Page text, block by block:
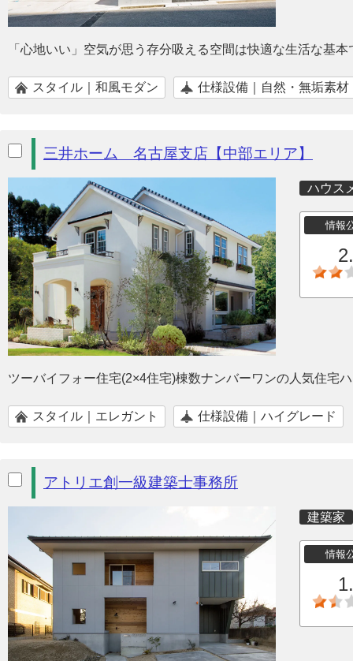
「心地いい」空気が思う存分吸える空間は快適な生活な基本
スタイル｜和風モダン 仕様設備｜自然・無垢素材
三井ホーム 名古屋支店【中部エリア】
ハウス
情報
ツーバイフォー住宅(2×4住宅)棟数ナンバーワンの人気住宅
スタイル｜エレガント 仕様設備｜ハイグレード
アトリエ創一級建築士事務所
建築家
情報